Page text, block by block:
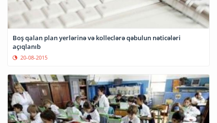
Boş qalan plan yerlərinə və kolleclərə qəbulun nəticələri
açıqlanıb
20-08-2015